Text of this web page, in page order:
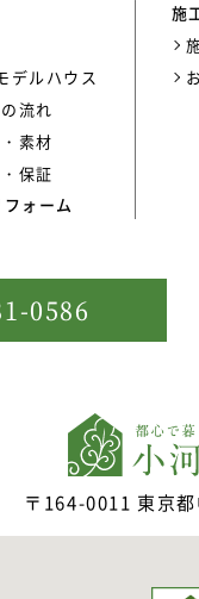
デルハウス
流れ
素材
保証
ォーム
施
0586
〒164-0011 東京